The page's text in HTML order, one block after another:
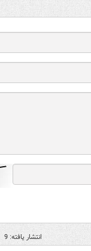
انتشار یافته: 9